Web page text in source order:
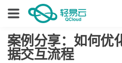
案例分享：如何优
据交互流程